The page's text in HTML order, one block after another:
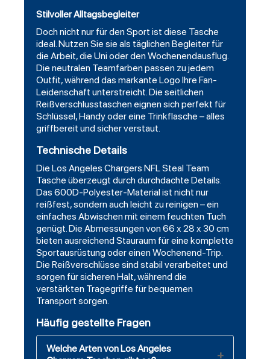
Stilvoller Alltagsbegleiter
Doch nicht nur für den Sport ist diese Tasche
ideal. Nutzen Sie sie als täglichen Begleiter für
die Arbeit, die Uni oder den Wochenendausflug.
Die neutralen Teamfarben passen zu jedem
Outfit, während das markante Logo Ihre Fan-
Leidenschaft unterstreicht. Die seitlichen
Reißverschlusstaschen eignen sich perfekt für
Schlüssel, Handy oder eine Trinkflasche – alles
griffbereit und sicher verstaut.
Technische Details
Die Los Angeles Chargers NFL Steal Team
Tasche überzeugt durch durchdachte Details.
Das 600D-Polyester-Material ist nicht nur
reißfest, sondern auch leicht zu reinigen – ein
einfaches Abwischen mit einem feuchten Tuch
genügt. Die Abmessungen von 66 x 28 x 30 cm
bieten ausreichend Stauraum für eine komplette
Sportausrüstung oder einen Wochenend-Trip.
Die Reißverschlüsse sind stabil verarbeitet und
sorgen für sicheren Halt, während die
verstärkten Tragegriffe für bequemen
Transport sorgen.
Häufig gestellte Fragen
Welche Arten von Los Angeles